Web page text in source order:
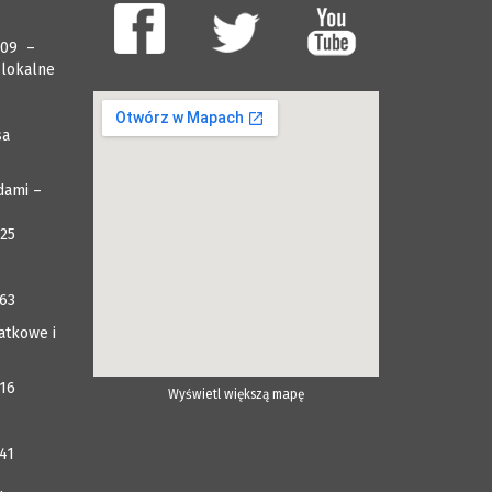
–
lokalne
–
i
Wyświetl większą mapę